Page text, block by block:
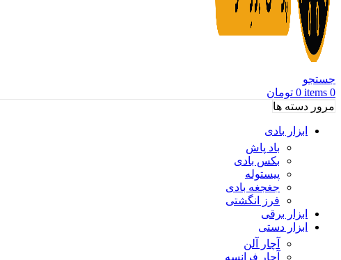
جستجو
0
items
0 تومان
مرور دسته ها
ابزار بادی
باد پاش
بکس بادی
پیستوله
جغجغه بادی
فرز انگشتی
ابزار برقی
ابزار دستی
آچار آلن
آچار فرانسه